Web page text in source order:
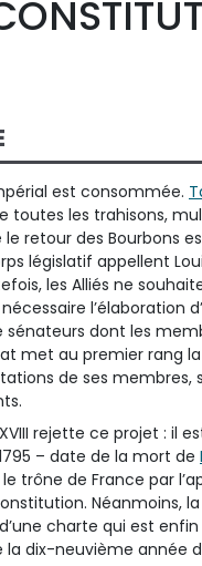
est consommée.
toutes les trahisons,
le retour des Bourbons
législatif appellent
les Alliés ne
l’élaboration
dont les
met au premier rang
de ses membres,
rejette ce projet : il
– date de la mort de
trône de France par
Néanmoins,
charte qui est
dix-neuvième année